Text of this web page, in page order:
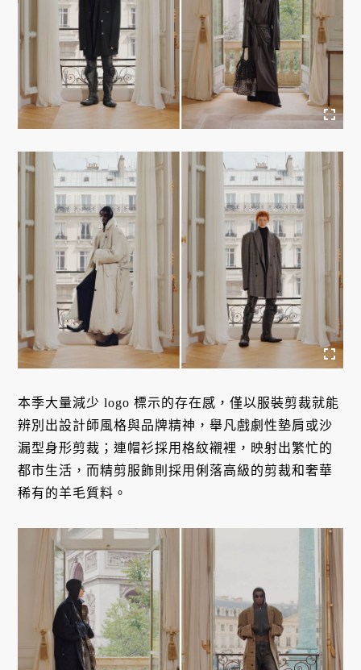
本季大量減少 logo 標示的存在感，僅以服裝剪裁就能
辨別出設計師風格與品牌精神，舉凡戲劇性墊肩或沙
漏型身形剪裁；連帽衫採用格紋襯裡，映射出繁忙的
都市生活，而精剪服飾則採用俐落高級的剪裁和奢華
稀有的羊毛質料。